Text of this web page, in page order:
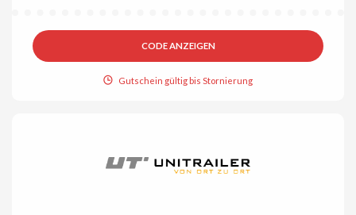
CODE ANZEIGEN
Gutschein gültig bis Stornierung